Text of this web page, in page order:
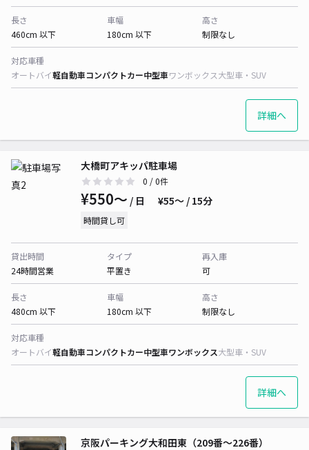
長さ
460cm 以下
車幅
180cm 以下
高さ
制限なし
対応車種
オートバイ軽自動車コンパクトカー中型車ワンボックス大型車・SUV
詳細へ
大橋町アキッパ駐車場
0 / 0件
¥550〜 / 日 ¥55〜 / 15分
時間貸し可
貸出時間
24時間営業
タイプ
平置き
再入庫
可
長さ
480cm 以下
車幅
180cm 以下
高さ
制限なし
対応車種
オートバイ軽自動車コンパクトカー中型車ワンボックス大型車・SUV
詳細へ
京阪パーキング大和田東（209番～226番）